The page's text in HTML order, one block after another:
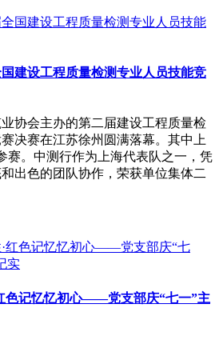
建设工程质量检测专业人员技能竞
协会主办的第二届建设工程质量检
决赛在江苏徐州圆满落幕。其中上
赛。中测行作为上海代表队之一，凭
出色的团队协作，荣获单位集体二
色记忆忆初心——党支部庆“七一”主